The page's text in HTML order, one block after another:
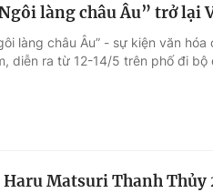
làng châu Âu” trở lại
làng châu Âu” - sự kiện văn
diễn ra từ 12-14/5 trên phố đi bộ
Haru Matsuri Thanh